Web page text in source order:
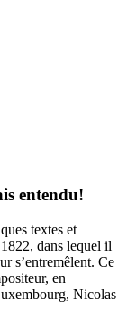
entendu!
textes et
dans lequel il
s’entremêlent. Ce
en
Nicolas